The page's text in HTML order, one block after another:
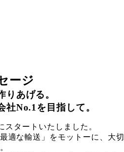
ージ
あげる。
社No.1を目指して。
タートいたしました。
適な輸送」をモットーに、大